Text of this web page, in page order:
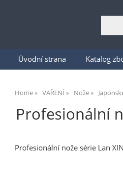
Úvodní strana Katalog
Home VAŘENÍ Nože
Profesionální
Profesionální nože série Lan